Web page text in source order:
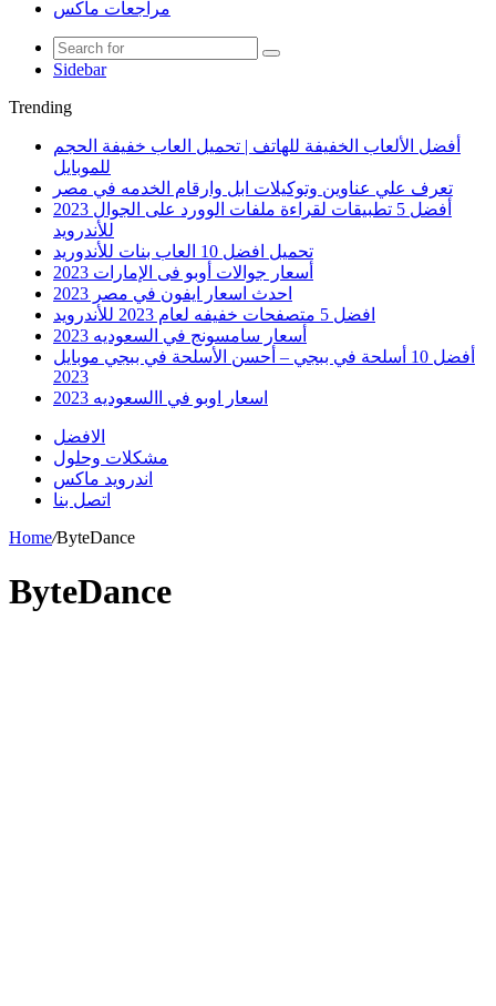
مراجعات ماكس
Sidebar
Trending
أفضل الألعاب الخفيفة للهاتف | تحميل العاب خفيفة الحجم
للموبايل
تعرف علي عناوين وتوكيلات ابل وارقام الخدمه في مصر
أفضل 5 تطبيقات لقراءة ملفات الوورد على الجوال 2023
للأندرويد
تحميل افضل 10 العاب بنات للأندوريد
أسعار جوالات أوبو فى الإمارات 2023
احدث اسعار ايفون في مصر 2023
افضل 5 متصفحات خفيفه لعام 2023 للأندرويد
أسعار سامسونج في السعوديه 2023
أفضل 10 أسلحة في ببجي – أحسن الأسلحة في ببجي موبايل
2023
اسعار اوبو في االسعوديه 2023
الافضل
مشكلات وحلول
اندرويد ماكس
اتصل بنا
Home/ByteDance
ByteDance